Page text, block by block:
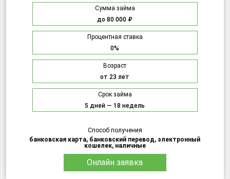
Сумма займа
до 80 000 ₽
Процентная ставка
0%
Возраст
от 23 лет
Срок займа
5 дней — 18 недель
Способ получения
банковская карта, банковский перевод, электронный
кошелек, наличные
Онлайн заявка